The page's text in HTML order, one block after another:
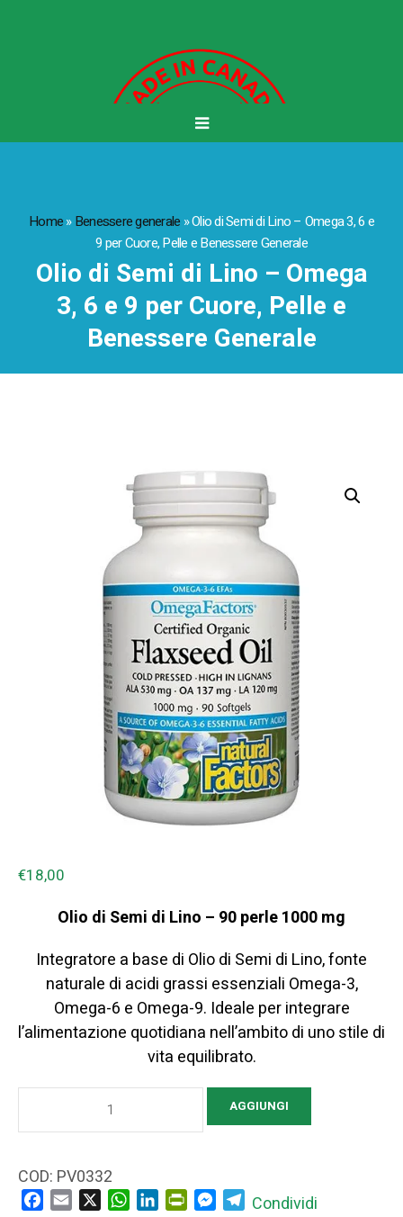
Home»Benessere generale »Olio di Semi di Lino – Omega 3, 6 e
9 per Cuore, Pelle e Benessere Generale
Olio di Semi di Lino – Omega
3, 6 e 9 per Cuore, Pelle e
Benessere Generale
€18,00
Olio di Semi di Lino – 90 perle 1000 mg
Integratore a base di Olio di Semi di Lino, fonte
naturale di acidi grassi essenziali Omega-3,
Omega-6 e Omega-9. Ideale per integrare
l’alimentazione quotidiana nell’ambito di uno stile di
vita equilibrato.
di
Lino
AGGIUNGI
COD: PV0332
Facebook
Email WhatsApp
LinkedInPrintFriendly
Messenger
Telegram
Condividi